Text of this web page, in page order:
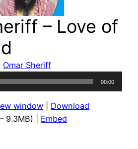
– Love of
Omar Sheriff
00:00
window
Download
9.3MB) | Embed